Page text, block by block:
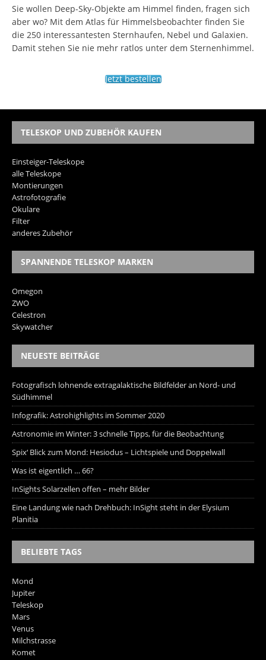
Sie wollen Deep-Sky-Objekte am Himmel finden, fragen sich
aber wo? Mit dem Atlas für Himmelsbeobachter finden Sie
die 250 interessantesten Sternhaufen, Nebel und Galaxien.
Damit stehen Sie nie mehr ratlos unter dem Sternenhimmel.
Jetzt bestellen
TELESKOP UND ZUBEHÖR KAUFEN
Einsteiger-Teleskope
alle Teleskope
Montierungen
Astrofotografie
Okulare
Filter
anderes Zubehör
SPANNENDE TELESKOP MARKEN
Omegon
ZWO
Celestron
Skywatcher
NEUESTE BEITRÄGE
Fotografisch lohnende extragalaktische Bildfelder an Nord- und
Südhimmel
Infografik: Astrohighlights im Sommer 2020
Astronomie im Winter: 3 schnelle Tipps, für die Beobachtung
Spix‘ Blick zum Mond: Hesiodus – Lichtspiele und Doppelwall
Was ist eigentlich … 66?
InSights Solarzellen offen – mehr Bilder
Eine Landung wie nach Drehbuch: InSight steht in der Elysium
Planitia
BELIEBTE TAGS
Mond
Jupiter
Teleskop
Mars
Venus
Milchstrasse
Komet